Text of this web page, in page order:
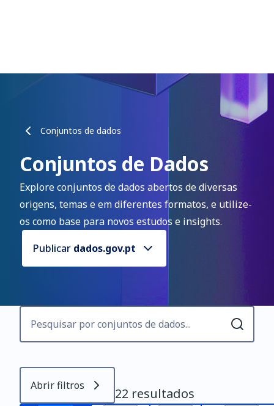
Conjuntos de dados
Conjuntos de Dados
Explore conjuntos de dados abertos de diversas
origens, temas e em diferentes formatos, e utilize-
os como base para novos estudos e insights.
Publicar dados.gov.pt
Abrir filtros 22 resultados